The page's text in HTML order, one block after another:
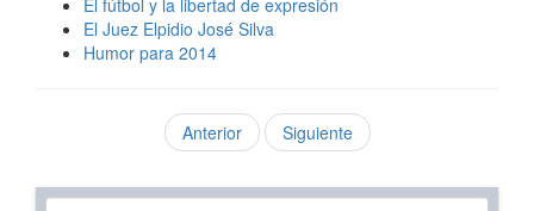
El fútbol y la libertad de expresión
El Juez Elpidio José Silva
Humor para 2014
Anterior Siguiente
Texto